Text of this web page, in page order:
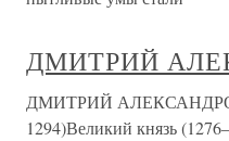
ДМИТРИЙ
ДМИТРИЙ
1294)Великий князь